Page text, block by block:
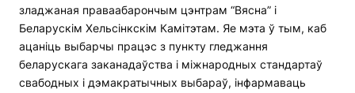
зладжаная праваабарончым цэнтрам “Вясна” і
Беларускім Хельсінкскім Камітэтам. Яе мэта ў тым, каб
ацаніць выбарчы працэс з пункту гледжання
беларускага заканадаўства і міжнародных стандартаў
свабодных і дэмакратычных выбараў, інфармаваць